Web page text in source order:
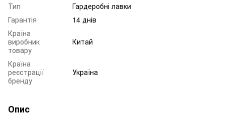
Тип
Гардеробні лавки
Гарантія
14 днів
Країна
виробник
товару
Китай
Країна
реєстрації
бренду
Україна
Опис